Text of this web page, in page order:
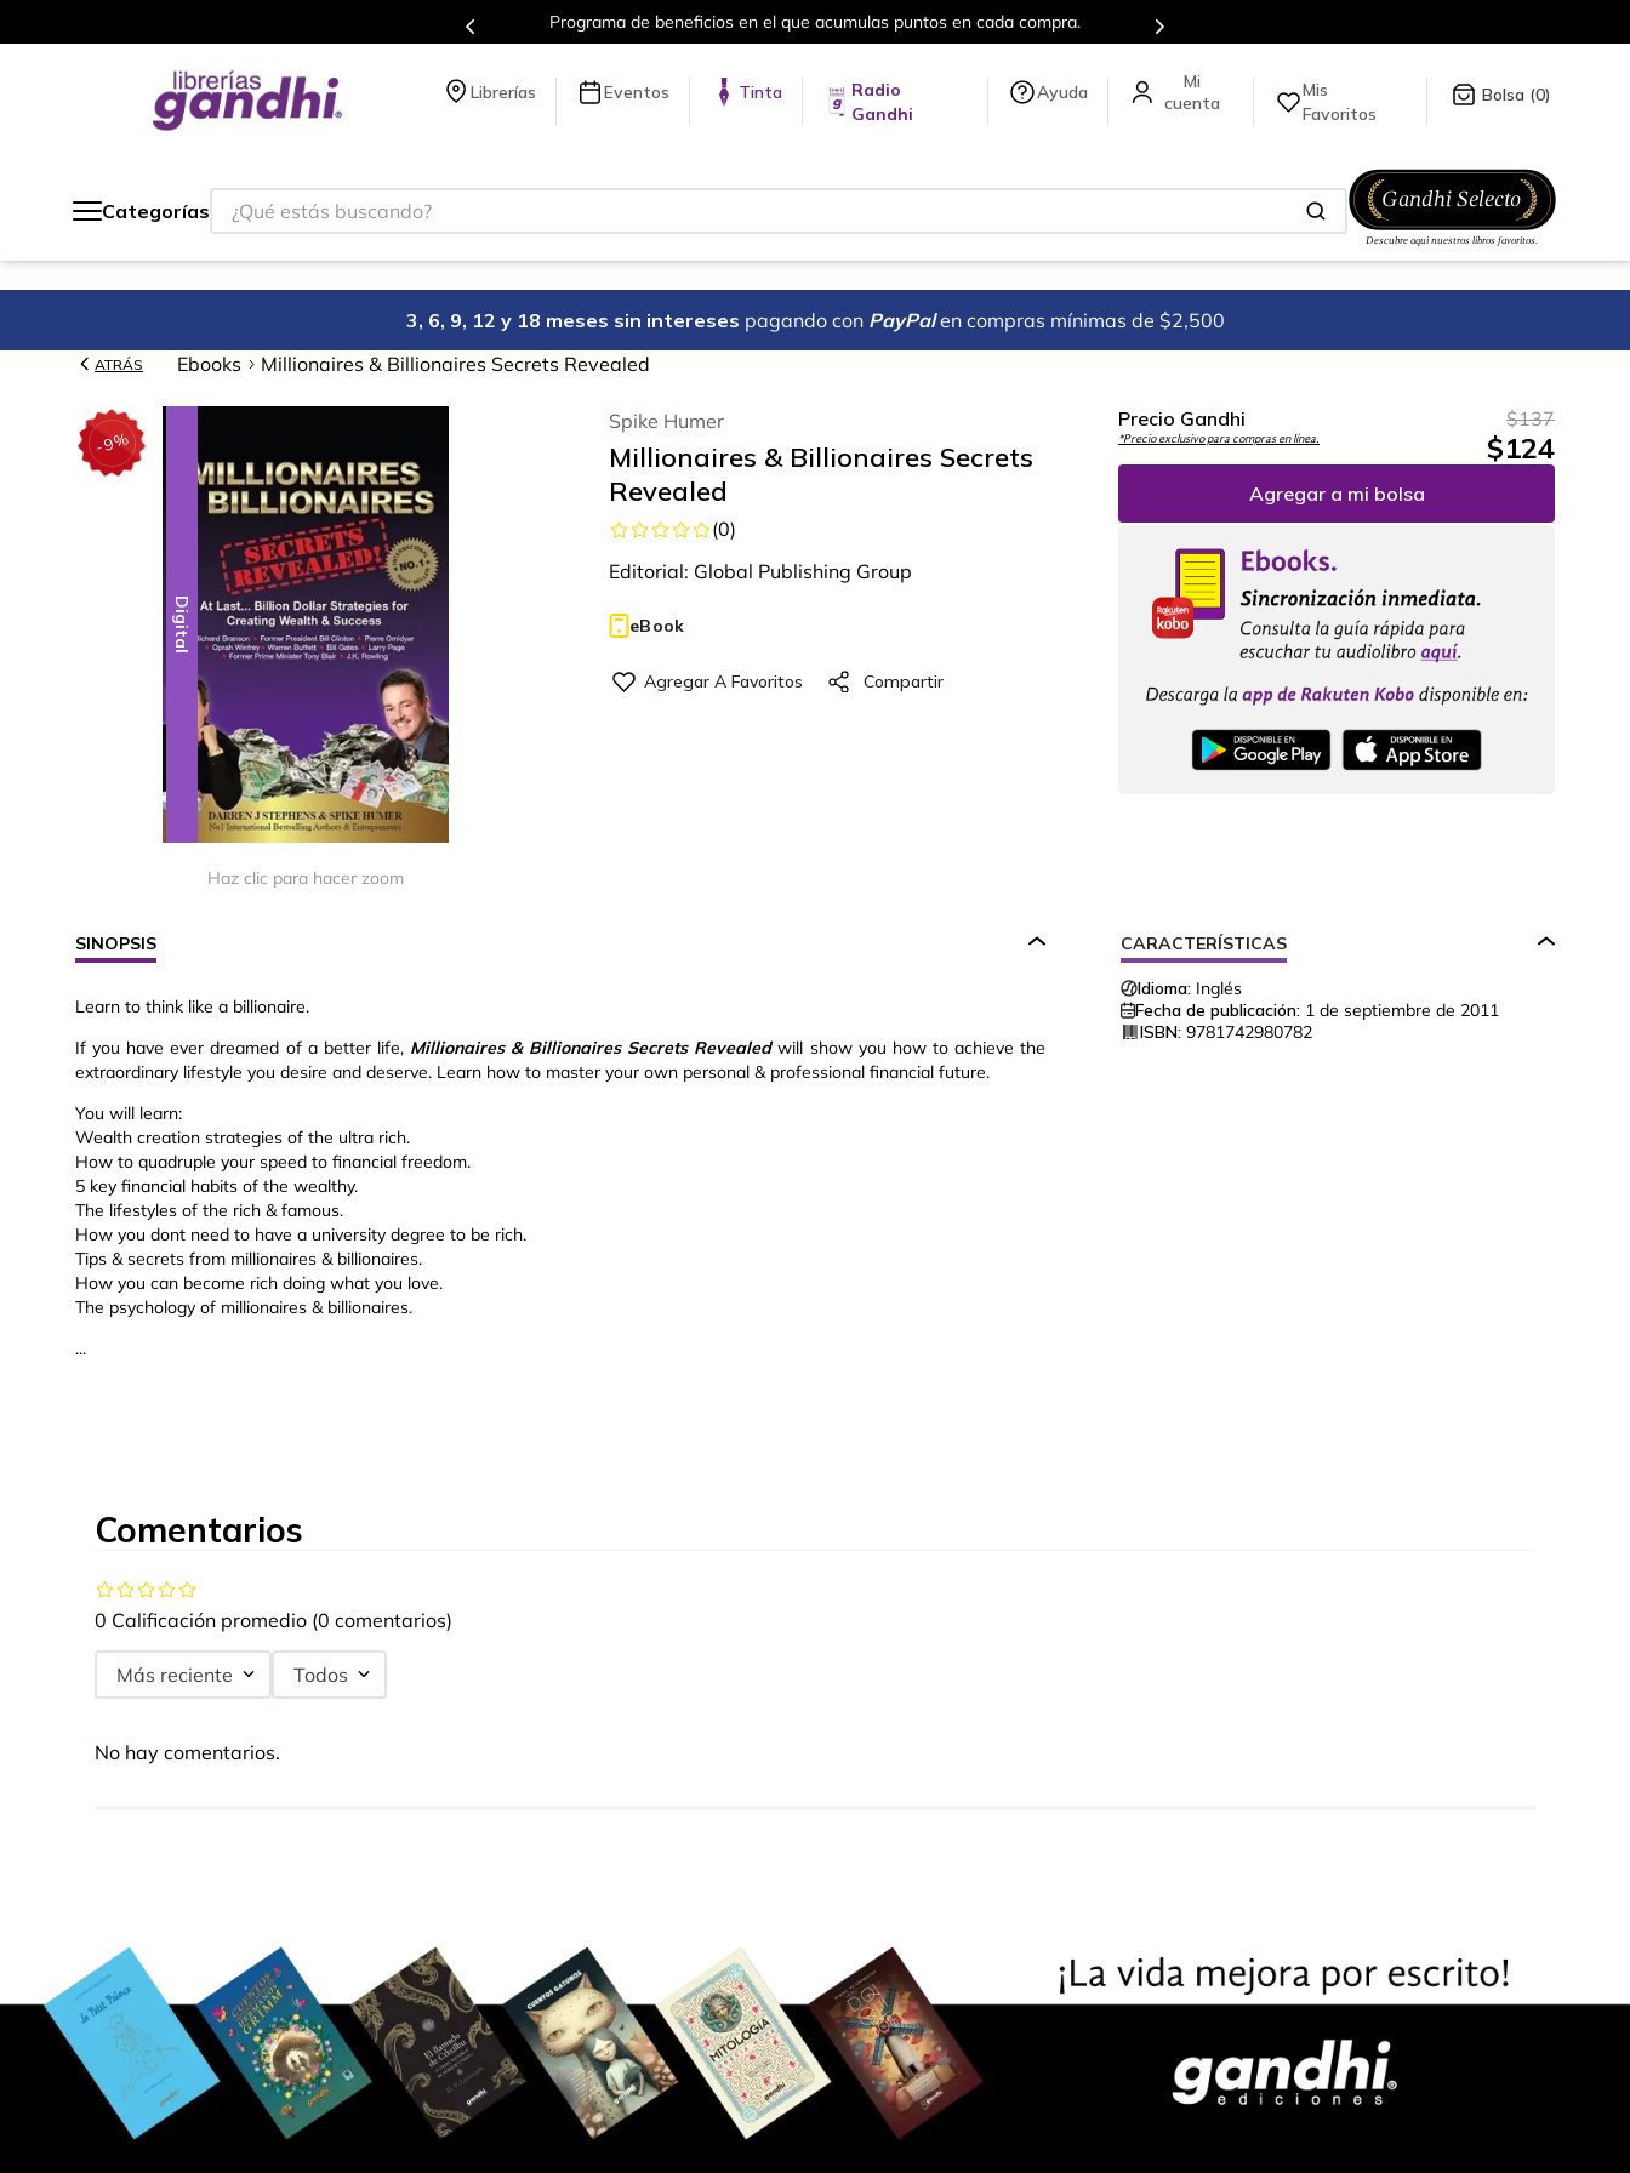
Programa de beneficios en el que acumulas puntos en cada compra. Más de 5 millones de títulos en nuestra tienda en línea.
Librerías Eventos Tinta
Radio
Gandhi
Ayuda
Mis
Favoritos
0
Categorías
¿Qué estás buscando?
3, 6, 9, 12 y 18 meses sin intereses pagando con PayPal en compras mínimas de $2,500
ATRÁS Ebooks Millionaires & Billionaires Secrets Revealed
-9%
Digital
Haz clic para hacer zoom
Spike Humer
Millionaires & Billionaires Secrets
Revealed
(0)
Editorial: Global Publishing Group
eBook
Precio Gandhi
*Precio exclusivo para compras en línea.
$137
$124
Agregar a mi bolsa
SINOPSIS
Learn to think like a billionaire.
If you have ever dreamed of a better life, Millionaires & Billionaires Secrets Revealedwill show you how to achieve the
extraordinary lifestyle you desire and deserve. Learn how to master your own personal & professional financial future.
You will learn:
Wealth creation strategies of the ultra rich.
How to quadruple your speed to financial freedom.
5 key financial habits of the wealthy.
The lifestyles of the rich & famous.
How you dont need to have a university degree to be rich.
Tips & secrets from millionaires & billionaires.
How you can become rich doing what you love.
The psychology of millionaires & billionaires.
...
CARACTERÍSTICAS
Idioma: Inglés
Fecha de publicación: 1 de septiembre de 2011
ISBN: 9781742980782
Comentarios
0 Calificación promedio (0 comentarios)
Más reciente Todos
No hay comentarios.